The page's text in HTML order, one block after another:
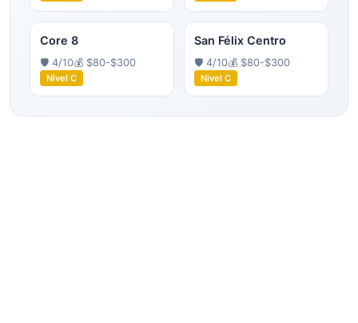
Core 8
🛡️ 4/10💰 $80-$300
Nivel C
San Félix Centro
🛡️ 4/10💰 $80-$300
Nivel C